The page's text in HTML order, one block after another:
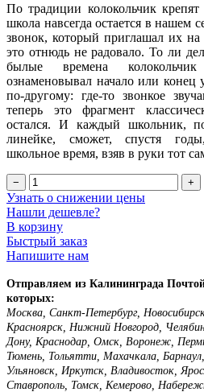
По традиции колокольчик
школа навсегда остается в нашем
звонок, который приглашал их на
это отнюдь не радовало. То ли
былые времена
ознаменовывал начало или конец
по-другому: где-то звонкое
теперь это фрагмент
остался. И каждый школьник,
линейке, сможет, спустя
школьное время, взяв в руки тот
− +
Узнать о снижении цены
Нашли дешевле?
В корзину
Быстрый заказ
Напишите нам
Отправляем из Калининграда Почтой
которых:
Москва, Санкт-Петербург,
Красноярск, Нижний Новгород,
Дону, Краснодар, Омск, Воронеж,
Тюмень, Тольятти, Махачкала,
Ульяновск, Иркутск, Владивосток,
Ставрополь, Томск, Кемерово,